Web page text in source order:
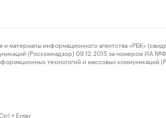
информационного агентства «РБК»
(Роскомнадзор) 09.12.2015 за номером ИА
технологий и массовых
+ Enter